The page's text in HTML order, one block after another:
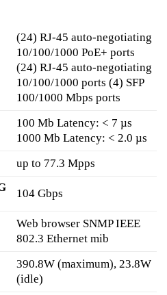
(24) RJ-45 auto-negotiating
10/100/1000 PoE+ ports
(24) RJ-45 auto-negotiating
10/100/1000 ports (4) SFP
100/1000 Mbps ports
100 Mb Latency: < 7 µs
1000 Mb Latency: < 2.0 µs
up to 77.3 Mpps
104 Gbps
Web browser SNMP IEEE
802.3 Ethernet mib
390.8W (maximum), 23.8W
(idle)